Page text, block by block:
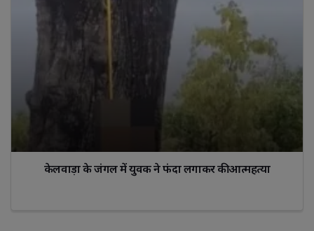
केलवाड़ा के जंगल में युवक ने फंदा लगाकर की आत्महत्या